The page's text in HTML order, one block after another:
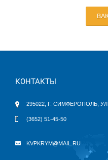
КОНТАКТЫ
295022, Г. СИМФЕРОПОЛЬ,
(3652) 51-45-50
KVPKRYM@MAIL.RU